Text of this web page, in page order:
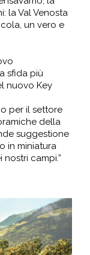
la Val Venosta
un vero e
sfida più
nuovo Key
per il settore
della
suggestione
in miniatura
campi.”